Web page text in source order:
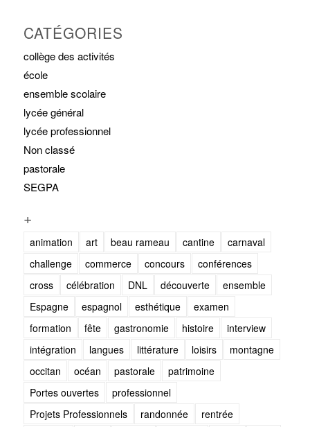
CATÉGORIES
collège des activités
école
ensemble scolaire
lycée général
lycée professionnel
Non classé
pastorale
SEGPA
+
animation art beau rameau cantine
carnaval
challenge
commerce concours
conférences
cross
célébration DNL découverte
ensemble
Espagne
espagnol esthétique
examen
formation
fête gastronomie histoire
interview
intégration
langues littérature loisirs
montagne
occitan
océan pastorale
patrimoine
Portes ouvertes
professionnel
Projets Professionnels
randonnée
rentrée